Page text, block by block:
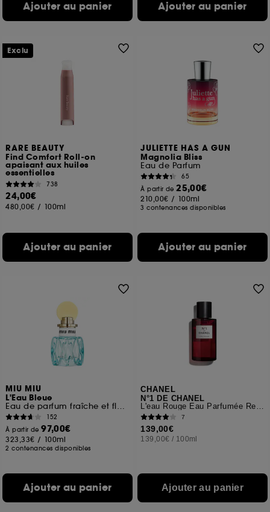
Ajouter au panier Ajouter au panier
RARE BEAUTY
Find Comfort Roll-on
apaisant aux huiles
essentielles
738
24,00€
480,00€ / 100ml
Ajouter au panier
Exclu
JULIETTE HAS A GUN
Magnolia Bliss
Eau de Parfum
65
À partir de25,00€
210,00€ / 100ml
3 contenances disponibles
Ajouter au panier
MIU MIU
L'Eau Bleue
Eau de parfum fraîche et florale pour femme
152
À partir de97,00€
323,33€ / 100ml
2 contenances disponibles
Ajouter au panier
CHANEL
N°1 DE CHANEL
L'eau Rouge Eau Parfumée Revitalisante
7
139,00€
139,00€ / 100ml
Ajouter au panier